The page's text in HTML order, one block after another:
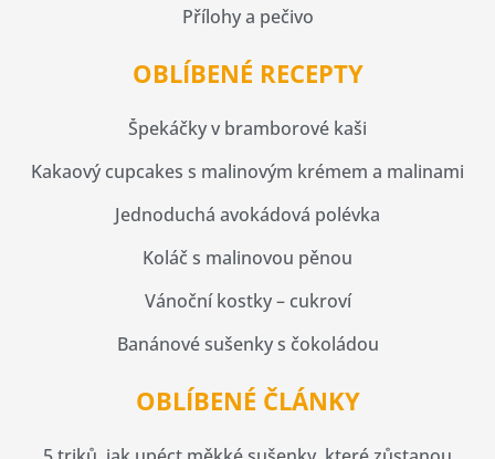
Přílohy a pečivo
OBLÍBENÉ RECEPTY
Špekáčky v bramborové kaši
Kakaový cupcakes s malinovým krémem a malinami
Jednoduchá avokádová polévka
Koláč s malinovou pěnou
Vánoční kostky – cukroví
Banánové sušenky s čokoládou
OBLÍBENÉ ČLÁNKY